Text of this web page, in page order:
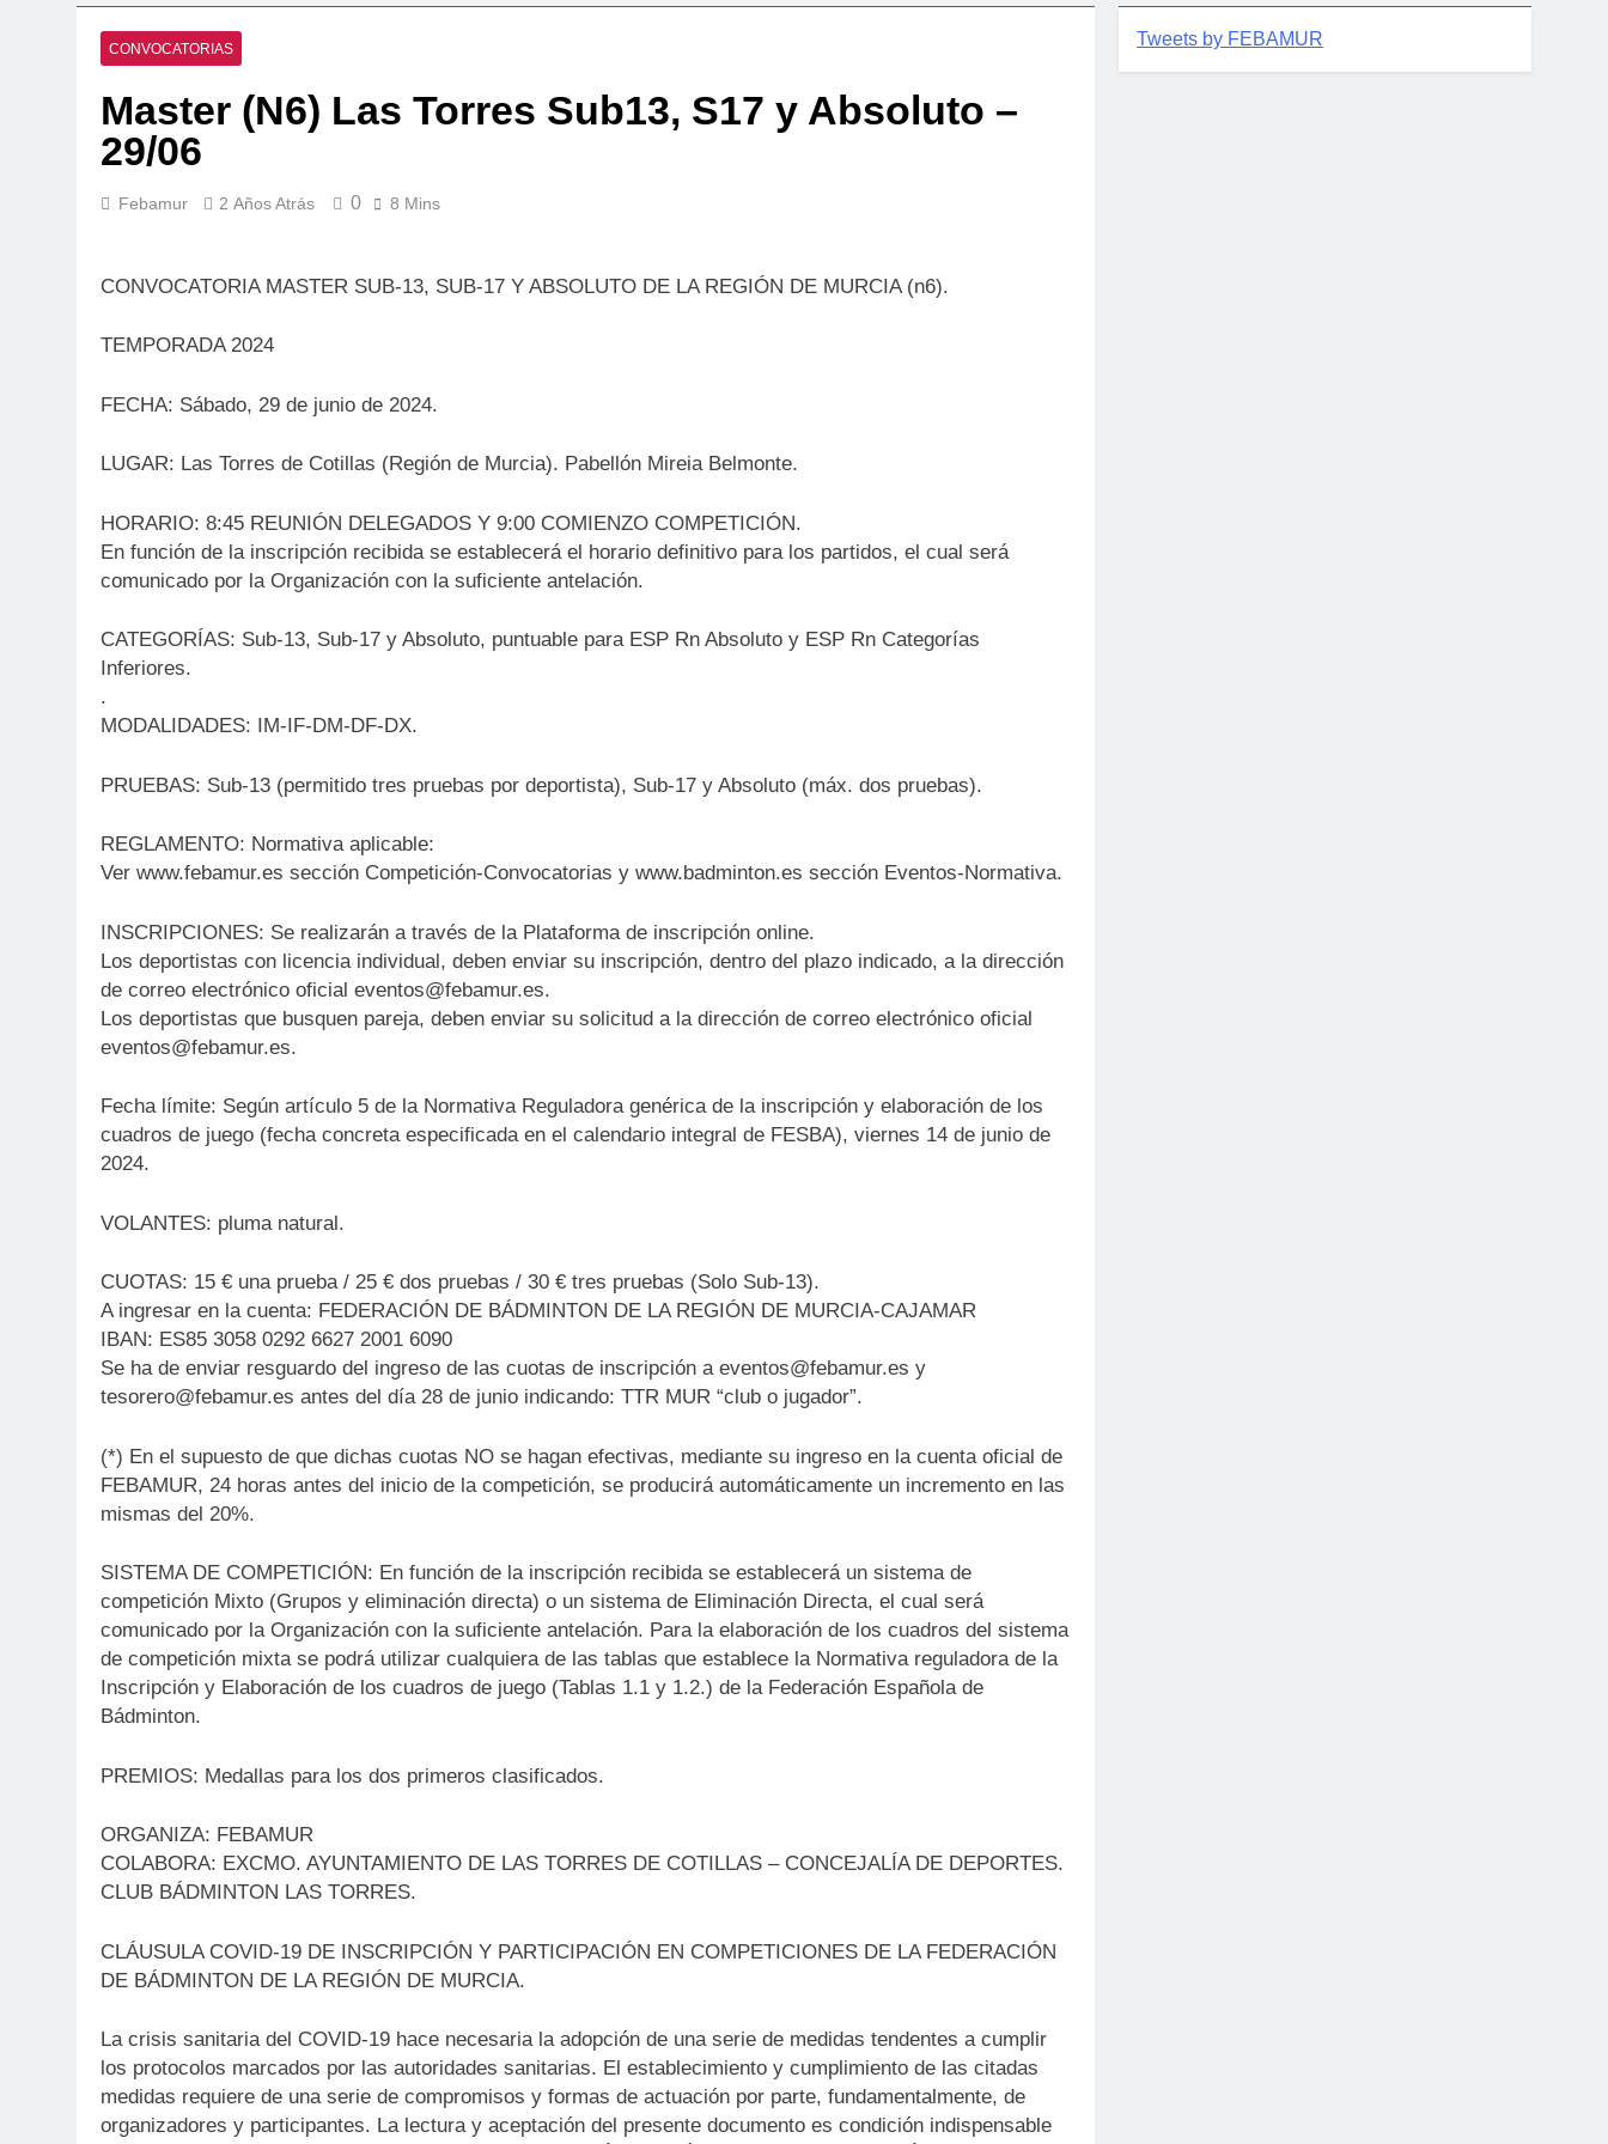
CONVOCATORIAS
Master (N6) Las Torres Sub13, S17 y Absoluto –
29/06
Febamur 2 Años Atrás 0 8 Mins
CONVOCATORIA MASTER SUB-13, SUB-17 Y ABSOLUTO DE LA REGIÓN DE MURCIA (n6).
TEMPORADA 2024
FECHA: Sábado, 29 de junio de 2024.
LUGAR: Las Torres de Cotillas (Región de Murcia). Pabellón Mireia Belmonte.
HORARIO: 8:45 REUNIÓN DELEGADOS Y 9:00 COMIENZO COMPETICIÓN.
En función de la inscripción recibida se establecerá el horario definitivo para los partidos, el cual será
comunicado por la Organización con la suficiente antelación.
CATEGORÍAS: Sub-13, Sub-17 y Absoluto, puntuable para ESP Rn Absoluto y ESP Rn Categorías
Inferiores.
.
MODALIDADES: IM-IF-DM-DF-DX.
PRUEBAS: Sub-13 (permitido tres pruebas por deportista), Sub-17 y Absoluto (máx. dos pruebas).
REGLAMENTO: Normativa aplicable:
Ver www.febamur.es sección Competición-Convocatorias y www.badminton.es sección Eventos-Normativa.
INSCRIPCIONES: Se realizarán a través de la Plataforma de inscripción online.
Los deportistas con licencia individual, deben enviar su inscripción, dentro del plazo indicado, a la dirección
de correo electrónico oficial eventos@febamur.es.
Los deportistas que busquen pareja, deben enviar su solicitud a la dirección de correo electrónico oficial
eventos@febamur.es.
Fecha límite: Según artículo 5 de la Normativa Reguladora genérica de la inscripción y elaboración de los
cuadros de juego (fecha concreta especificada en el calendario integral de FESBA), viernes 14 de junio de
2024.
VOLANTES: pluma natural.
CUOTAS: 15 € una prueba / 25 € dos pruebas / 30 € tres pruebas (Solo Sub-13).
A ingresar en la cuenta: FEDERACIÓN DE BÁDMINTON DE LA REGIÓN DE MURCIA-CAJAMAR
IBAN: ES85 3058 0292 6627 2001 6090
Se ha de enviar resguardo del ingreso de las cuotas de inscripción a eventos@febamur.es y
tesorero@febamur.es antes del día 28 de junio indicando: TTR MUR “club o jugador”.
(*) En el supuesto de que dichas cuotas NO se hagan efectivas, mediante su ingreso en la cuenta oficial de
FEBAMUR, 24 horas antes del inicio de la competición, se producirá automáticamente un incremento en las
mismas del 20%.
SISTEMA DE COMPETICIÓN: En función de la inscripción recibida se establecerá un sistema de
competición Mixto (Grupos y eliminación directa) o un sistema de Eliminación Directa, el cual será
comunicado por la Organización con la suficiente antelación. Para la elaboración de los cuadros del sistema
de competición mixta se podrá utilizar cualquiera de las tablas que establece la Normativa reguladora de la
Inscripción y Elaboración de los cuadros de juego (Tablas 1.1 y 1.2.) de la Federación Española de
Bádminton.
PREMIOS: Medallas para los dos primeros clasificados.
ORGANIZA: FEBAMUR
COLABORA: EXCMO. AYUNTAMIENTO DE LAS TORRES DE COTILLAS – CONCEJALÍA DE DEPORTES.
CLUB BÁDMINTON LAS TORRES.
CLÁUSULA COVID-19 DE INSCRIPCIÓN Y PARTICIPACIÓN EN COMPETICIONES DE LA FEDERACIÓN
DE BÁDMINTON DE LA REGIÓN DE MURCIA.
La crisis sanitaria del COVID-19 hace necesaria la adopción de una serie de medidas tendentes a cumplir
los protocolos marcados por las autoridades sanitarias. El establecimiento y cumplimiento de las citadas
medidas requiere de una serie de compromisos y formas de actuación por parte, fundamentalmente, de
organizadores y participantes. La lectura y aceptación del presente documento es condición indispensable
Tweets by FEBAMUR